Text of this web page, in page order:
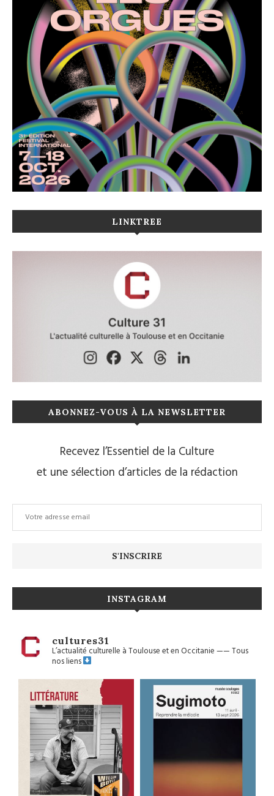
LINKTREE
ABONNEZ-VOUS À LA NEWSLETTER
Recevez l’Essentiel de la Culture
et une sélection d’articles de la rédaction
INSTAGRAM
cultures31
L’actualité culturelle à Toulouse et en Occitanie——Tous
nos liens